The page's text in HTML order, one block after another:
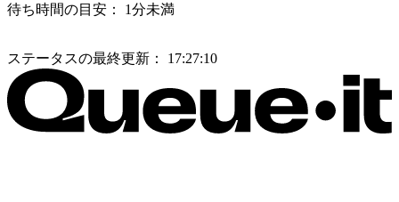
待ち時間の目安：
1分未満
ステータスの最終更新： 17:27:10